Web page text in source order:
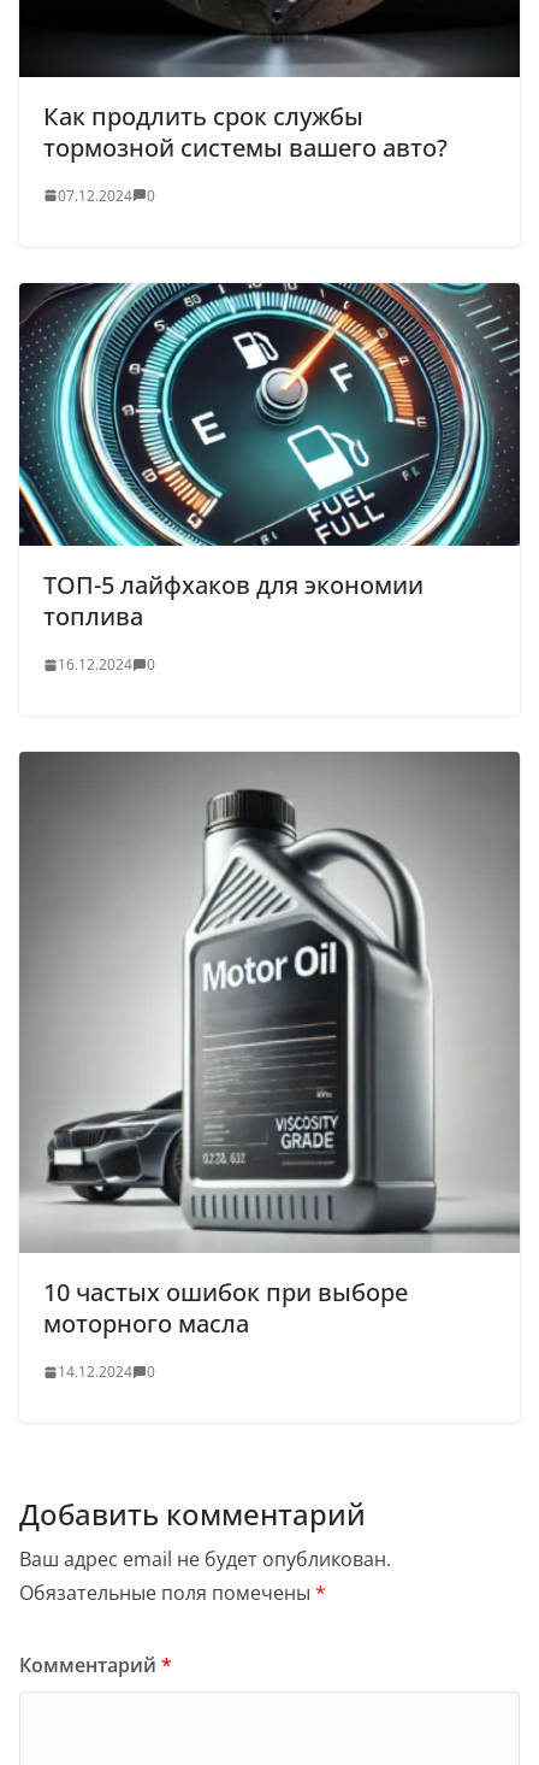
Как продлить срок службы
тормозной системы вашего авто?
07.12.2024 0
ТОП-5 лайфхаков для экономии
топлива
16.12.2024 0
10 частых ошибок при выборе
моторного масла
14.12.2024 0
Добавить комментарий
Ваш адрес email не будет опубликован.
Обязательные поля помечены *
Комментарий *